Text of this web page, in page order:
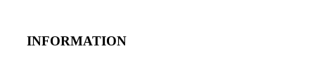
INFORMATION